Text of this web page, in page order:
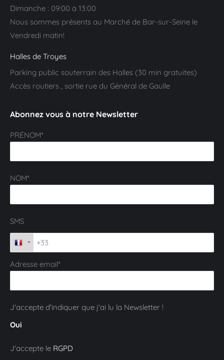
Dimanche : 09:00 à 13:00
Nous sommes présents au Marché de Bar-sur-Seine le
Vendredi matin!
Halles de Troyes
Parking public souterrain des Halles (30 min gratuites)
Accès routiers , sortie rue du Général de Gaulle
Abonnez vous à notre Newsletter
PRÉNOM*
NOM*
SMS
Adresse email*
J'accepte d'indiquer que j'ai lu la Newsletter !
Oui
J'accepte le RGPD